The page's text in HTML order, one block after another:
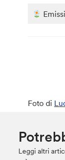
Foto di
Leggi altri